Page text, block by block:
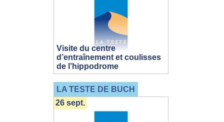
Visite du centre
d’entraînement et coulisses
de l’hippodrome
LA TESTE DE BUCH
26 sept.